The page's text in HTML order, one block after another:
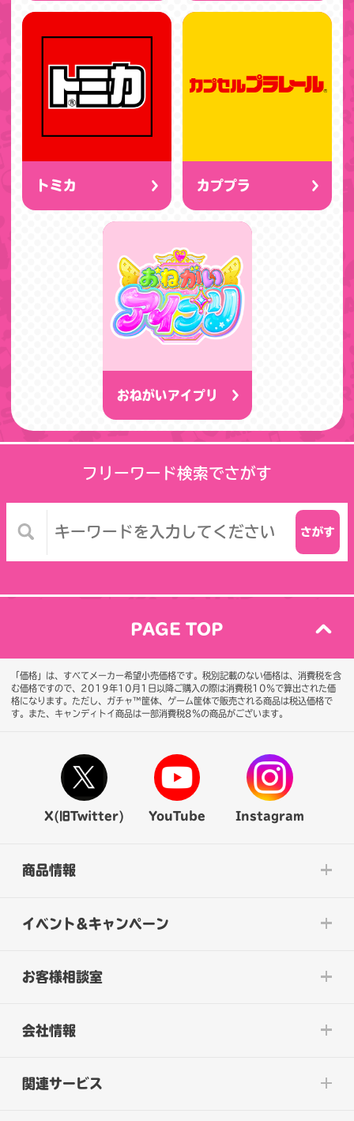
トミカ カププラ
おねがいアイプリ
フリーワード検索でさがす
PAGE TOP
「価格」は、すべてメーカー希望小売価格です。税別記載のない価格は、消費税を含
む価格ですので、2019年10月1日以降ご購入の際は消費税10％で算出された価
格になります。 ただし、ガチャ™筐体、ゲーム筐体で販売される商品は税込価格で
す。また、キャンディトイ商品は一部消費税8％の商品がございます。
X(旧Twitter) YouTube Instagram
商品情報
イベント&キャンペーン
お客様相談室
会社情報
関連サービス